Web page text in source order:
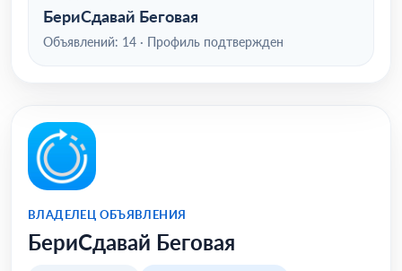
БериСдавай Беговая
Объявлений: 14 · Профиль подтвержден
ВЛАДЕЛЕЦ ОБЪЯВЛЕНИЯ
БериСдавай Беговая